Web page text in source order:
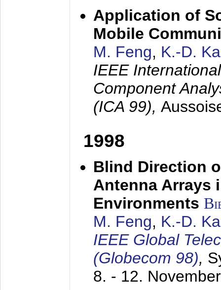
Application of
Mobile
M. Feng, K.-D.
IEEE
Component
(ICA 99),
1998
Blind Direction
Antenna Arrays
Environments
M. Feng, K.-D.
IEEE Global
(Globecom 98),
8. - 12.